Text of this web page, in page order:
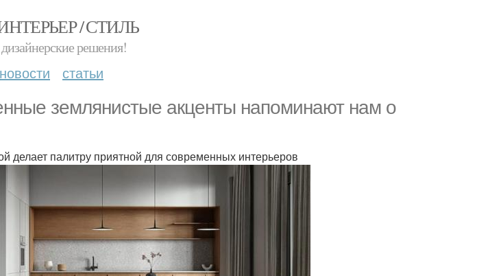
/ СТИЛЬ
решения!
новости статьи
землянистые акценты напоминают нам о
делает палитру приятной для современных интерьеров